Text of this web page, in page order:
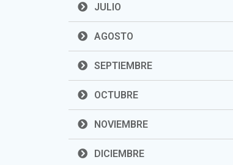
JULIO
AGOSTO
SEPTIEMBRE
OCTUBRE
NOVIEMBRE
DICIEMBRE